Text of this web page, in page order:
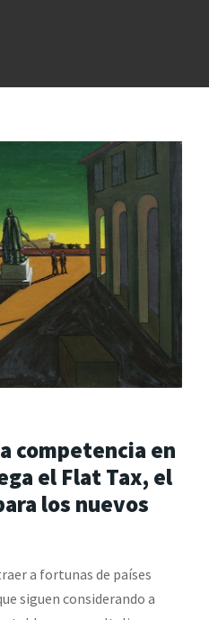
competencia en
el Flat Tax, el
los nuevos
a fortunas de países
siguen considerando a